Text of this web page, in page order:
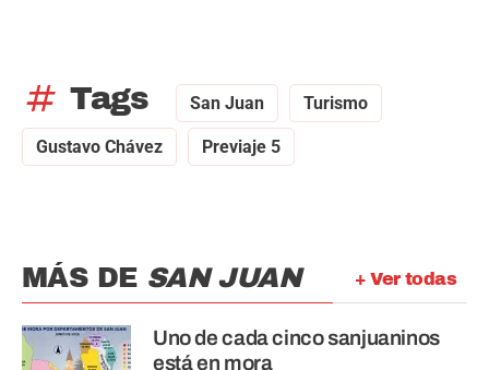
tag Tags San Juan Turismo
Gustavo Chávez Previaje 5
+ Ver todas
MÁS DE SAN JUAN
Uno de cada cinco sanjuaninos
está en mora